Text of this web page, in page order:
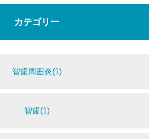
カテゴリー
智歯周囲炎(1)
智歯(1)